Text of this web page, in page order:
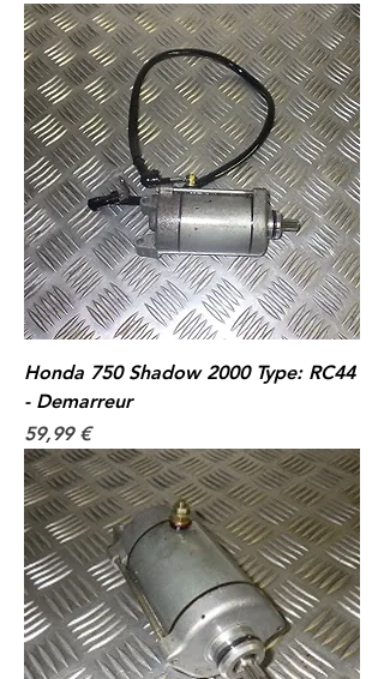
Honda 750 Shadow 2000 Type: RC44
- Demarreur
Prix
59,99 €